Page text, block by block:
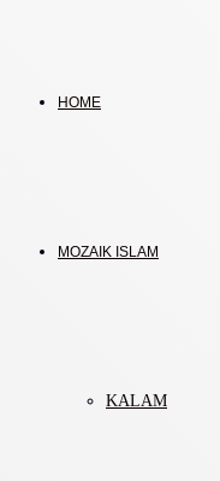
HOME
MOZAIK ISLAM
KALAM